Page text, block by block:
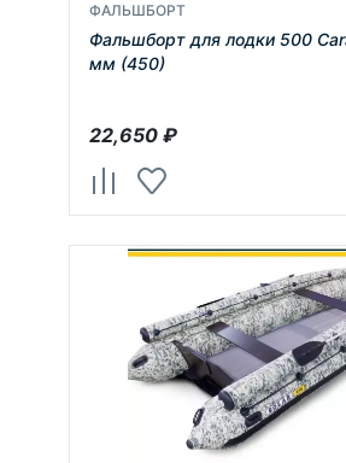
ФАЛЬШБОРТ
Фальшборт для лодки 500
мм (450)
22,650₽